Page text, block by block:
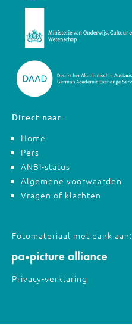
Direct naar:
Home
Pers
ANBI-status
Algemene voorwaarden
Vragen of klachten
Fotomateriaal met dank aan:
Privacy-verklaring